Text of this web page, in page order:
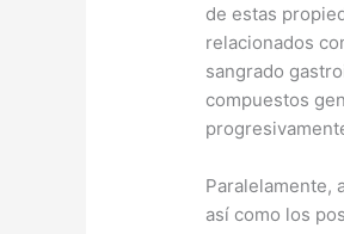
de estas
relacionados
sangrado
compuestos
Paralelamente,
así como los